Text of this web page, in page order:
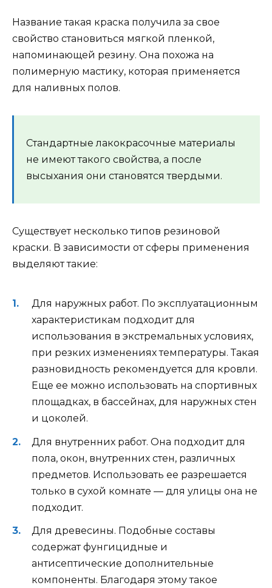
Название такая краска получила за свое
свойство становиться мягкой пленкой,
напоминающей резину. Она похожа на
полимерную мастику, которая применяется
для наливных полов.
Стандартные лакокрасочные материалы
не имеют такого свойства, а после
высыхания они становятся твердыми.
Существует несколько типов резиновой
краски. В зависимости от сферы применения
выделяют такие:
Для наружных работ. По эксплуатационным
характеристикам подходит для
использования в экстремальных условиях,
при резких изменениях температуры. Такая
разновидность рекомендуется для кровли.
Еще ее можно использовать на спортивных
площадках, в бассейнах, для наружных стен
и цоколей.
Для внутренних работ. Она подходит для
пола, окон, внутренних стен, различных
предметов. Использовать ее разрешается
только в сухой комнате — для улицы она не
подходит.
Для древесины. Подобные составы
содержат фунгицидные и
антисептические дополнительные
компоненты. Благодаря этому такое